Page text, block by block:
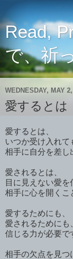
Read,
で、祈
WEDNESDAY, MAY
愛するとは
愛するとは、
いつか受け入れて
相手に自分を差し
愛されるとは、
目に見えない愛を
相手に心を開くこ
愛するためにも、
愛されるためにも
信じる力が必要で
相手の欠点を見つ